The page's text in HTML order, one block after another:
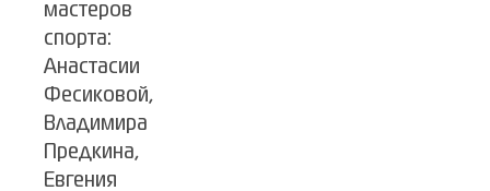
мастеров
спорта:
Анастасии
Фесиковой,
Владимира
Предкина,
Евгения